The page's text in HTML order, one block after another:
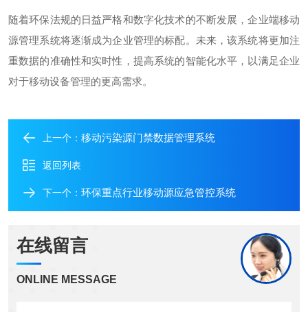
随着环保法规的日益严格和数字化技术的不断发展，企业端移动
源管理系统将逐渐成为企业管理的标配。未来，该系统将更加注
重数据的准确性和实时性，提高系统的智能化水平，以满足企业
对于移动设备管理的更高需求。
上一个： 移动污染源门禁数据管理系统
返回列表
下一个： 环保重点行业移动源应急管控系统
在线留言
ONLINE MESSAGE